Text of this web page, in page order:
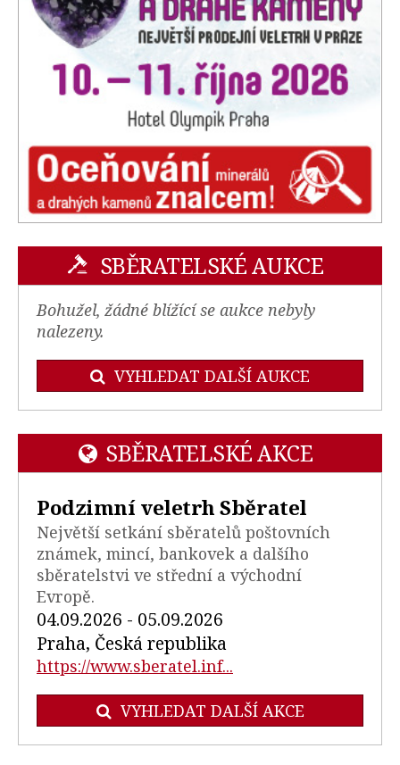
SBĚRATELSKÉ AUKCE
Bohužel, žádné blížící se aukce nebyly
nalezeny.
VYHLEDAT DALŠÍ AUKCE
SBĚRATELSKÉ AKCE
Podzimní veletrh Sběratel
Největší setkání sběratelů poštovních
známek, mincí, bankovek a dalšího
sběratelstvi ve střední a východní
Evropě.
04.09.2026 - 05.09.2026
Praha, Česká republika
https://www.sberatel.inf...
VYHLEDAT DALŠÍ AKCE